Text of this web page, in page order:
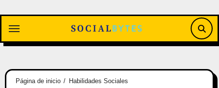
contenido
Página de inicio
Habilidades Sociales